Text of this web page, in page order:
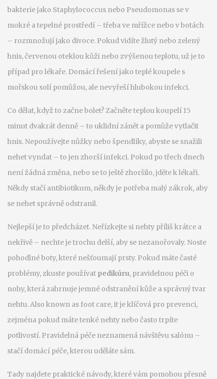
bakterie jako Staphylococcus nebo Pseudomonas se v
mokré a tepelné prostředí – třeba ve mřížce nebo v botách
– rozmnožují jako divoce. Pokud vidíte žlutý nebo zelený
hnis, červenou oteklou kůži nebo zvýšenou teplotu, už je to
případ pro lékaře. Domácí řešení jako teplé koupele s
mořskou solí pomůžou, ale nevyřeší hlubokou infekci.
Co dělat, když to začne bolet? Začněte teplou koupelí 15
minut dvakrát denně – to uklidní zánět a pomůže vytlačit
hnis. Nepoužívejte nůžky nebo špendlíky, abyste se snažili
nehet vyndat – to jen zhorší infekci. Pokud po třech dnech
není žádná změna, nebo se to ještě zhoršilo, jděte k lékaři.
Někdy stačí antibiotikum, někdy je potřeba malý zákrok, aby
se nehet správně odstranil.
Nejlepší je to předcházet. Neřízkejte si nehty příliš krátce a
nekřivě – nechte je trochu delší, aby se nezanořovaly. Noste
pohodlné boty, které nešťoumají prsty. Pokud máte časté
problémy, zkuste používat pedikúru, pravidelnou péči o
nohy, která zahrnuje jemné odstranění kůže a správný tvar
nehtu. Also known as foot care, itje klíčová pro prevenci,
zejména pokud máte tenké nehty nebo často trpíte
potlivostí. Pravidelná péče neznamená návštěvu salónu –
stačí domácí péče, kterou uděláte sám.
Tady najdete praktické návody, které vám pomohou přesně